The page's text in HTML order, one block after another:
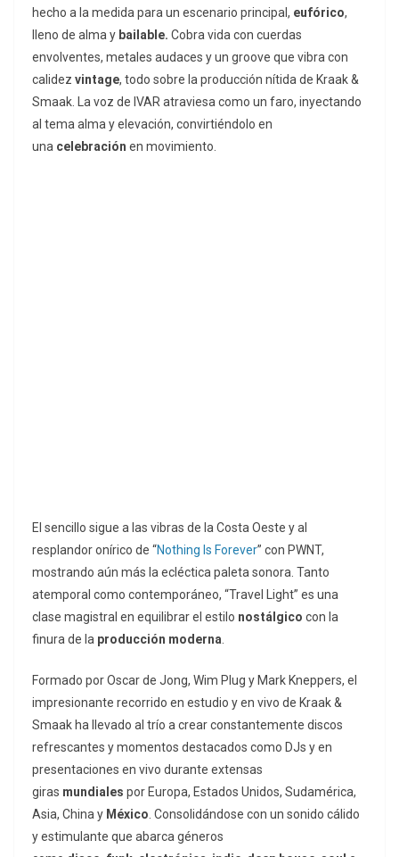
hecho a la medida para un escenario principal, eufórico,
lleno de alma y bailable. Cobra vida con cuerdas
envolventes, metales audaces y un groove que vibra con
calidez vintage, todo sobre la producción nítida de Kraak &
Smaak. La voz de IVAR atraviesa como un faro, inyectando
al tema alma y elevación, convirtiéndolo en
una celebración en movimiento.
El sencillo sigue a las vibras de la Costa Oeste y al
resplandor onírico de “Nothing Is Forever” con PWNT,
mostrando aún más la ecléctica paleta sonora. Tanto
atemporal como contemporáneo, “Travel Light” es una
clase magistral en equilibrar el estilo nostálgico con la
finura de la producción moderna
Formado por Oscar de Jong, Wim Plug y Mark Kneppers, el
impresionante recorrido en estudio y en vivo de Kraak &
Smaak ha llevado al trío a crear constantemente discos
refrescantes y momentos destacados como DJs y en
presentaciones en vivo durante extensas
giras mundiales por Europa, Estados Unidos, Sudamérica,
Asia, China y México . Consolidándose con un sonido cálido
y estimulante que abarca géneros